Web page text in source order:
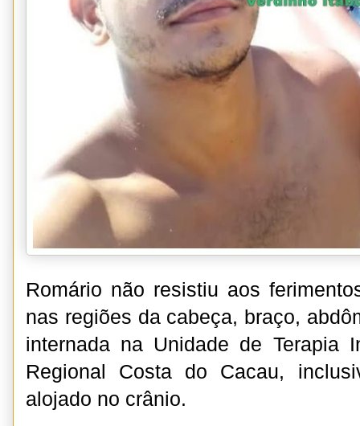
Romário não resistiu aos
nas regiões da cabeça, braço,
internada na Unidade de Terapia
Regional Costa do Cacau,
alojado no crânio.